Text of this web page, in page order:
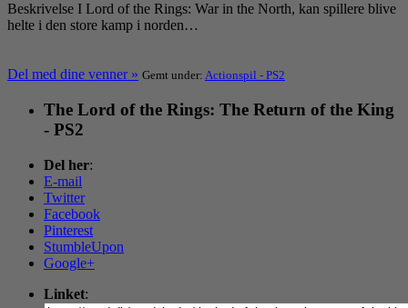
Beskrivelse I Lord of the Rings: War in the North, kan spillere blive
helte i den store kamp i norden…
Del med dine venner » Gemt under: Actionspil - PS2
The Lord of the Rings: The Return of the King
- PS2
Del her:
E-mail
Twitter
Facebook
Pinterest
StumbleUpon
Google+
Linket: